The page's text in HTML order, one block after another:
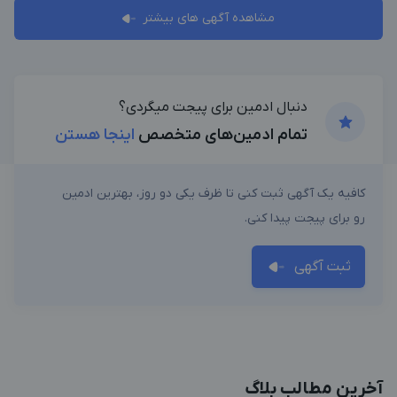
مشاهده آگهی های بیشتر
دنبال ادمین برای پیجت میگردی؟
تمام ادمین‌های متخصص اینجا هستن
کافیه یک آگهی ثبت کنی تا ظرف یکی دو روز، بهترین ادمین
رو برای پیجت پیدا کنی.
ثبت آگهی
آخرین مطالب بلاگ
بزرگترین پیج ادمینی بزرگترین کانال ادمینی